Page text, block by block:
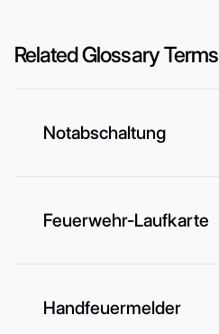
Related Glossary Terms
Notabschaltung
Feuerwehr-Laufkarte
Handfeuermelder